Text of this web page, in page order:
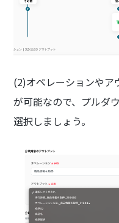
(2)オペレーションやア
が可能なので、プルダ
選択しましょう。